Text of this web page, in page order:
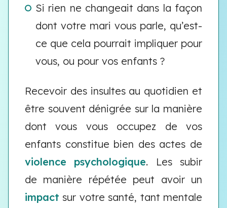
Si rien ne changeait dans la façon
dont votre mari vous parle, qu’est-
ce que cela pourrait impliquer pour
vous, ou pour vos enfants ?
Recevoir des insultes au quotidien et
être souvent dénigrée sur la manière
dont vous vous occupez de vos
enfants constitue bien des actes de
violence psychologique. Les subir
de manière répétée peut avoir un
impact sur votre santé, tant mentale